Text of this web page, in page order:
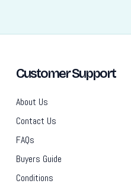
Customer Support
About Us
Contact Us
FAQs
Buyers Guide
Conditions